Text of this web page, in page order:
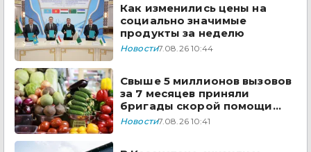
Как изменились цены на
социально значимые
продукты за неделю
Новости7.08.26 10:44
Свыше 5 миллионов вызовов
за 7 месяцев приняли
бригады скорой помощи
Казахстана
Новости7.08.26 10:41